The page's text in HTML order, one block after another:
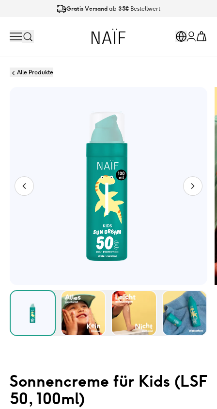
Gratis Versand ab 35€ Bestellwert
Search Naïf Markets
Account
Cart
Alle Produkte
Sonnencreme für Kids (LSF
50, 100ml)